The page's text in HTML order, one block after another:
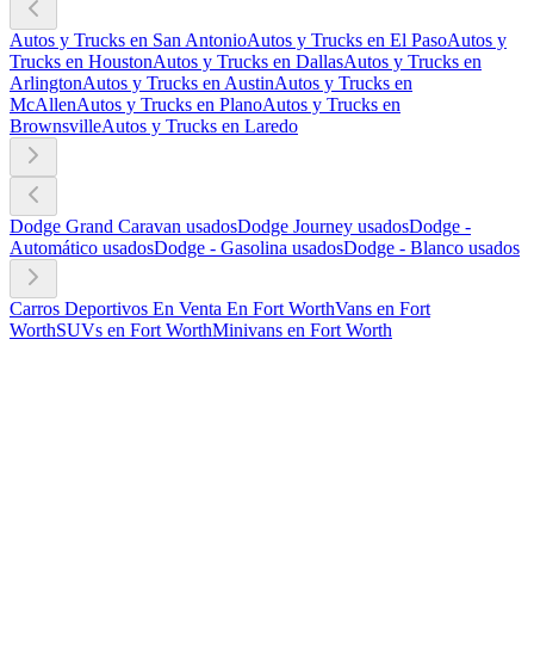
Autos y Trucks en San AntonioAutos y Trucks en El PasoAutos y
Trucks en HoustonAutos y Trucks en DallasAutos y Trucks en
ArlingtonAutos y Trucks en AustinAutos y Trucks en
McAllenAutos y Trucks en PlanoAutos y Trucks en
BrownsvilleAutos y Trucks en Laredo
Dodge Grand Caravan usadosDodge Journey usadosDodge -
Automático usadosDodge - Gasolina usadosDodge - Blanco usados
Carros Deportivos En Venta En Fort WorthVans en Fort
WorthSUVs en Fort WorthMinivans en Fort Worth